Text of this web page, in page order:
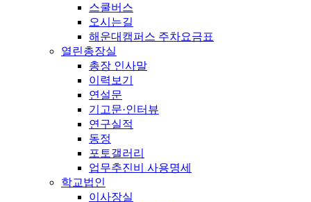
스쿨버스
오시는길
해운대캠퍼스 주차요금표
열린총장실
총장 인사말
이력보기
연설문
기고문·인터뷰
연구실적
동정
포토갤러리
업무추진비 사용명세
학교법인
이사장실